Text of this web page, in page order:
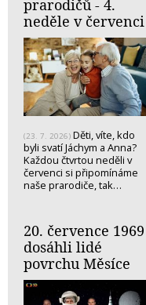
prarodičů - 4.
neděle v červenci
(23. 7. 2026) Děti, víte, kdo
byli svatí Jáchym a Anna?
Každou čtvrtou neděli v
červenci si připomínáme
naše prarodiče, tak…
20. července 1969
dosáhli lidé
povrchu Měsíce